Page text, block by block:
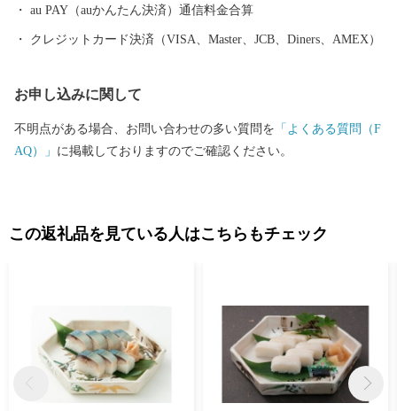
ました。 本市では「働く」「住む」「子育て・教育」「妊娠・
赤ちゃん」などの情報が見つかる移住希望者向けポータルサイト
の監修をいただき整備した武生中央公園の「だるまちゃん広
en.lg.jp
au PAY（auかんたん決済）通信料金合算
クレジットカード決済（VISA、Master、JCB、Diners、AMEX）
お申し込みに関して
不明点がある場合、お問い合わせの多い質問を 「よくある質問（F
AQ）」 に掲載しておりますのでご確認ください。
この返礼品を見ている人はこちらもチェック